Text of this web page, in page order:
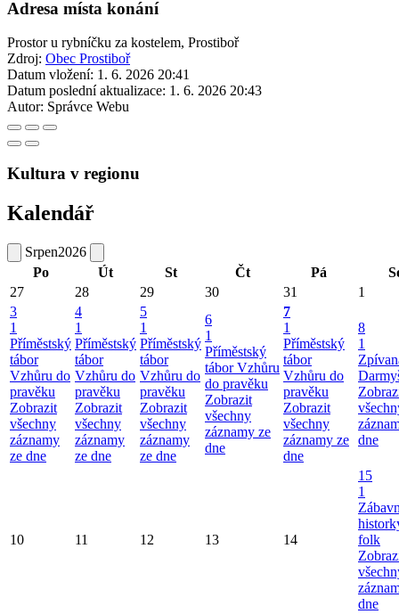
Adresa místa konání
Prostor u rybníčku za kostelem, Prostiboř
Zdroj: Obec Prostiboř
Datum vložení: 1. 6. 2026 20:41
Datum poslední aktualizace: 1. 6. 2026 20:43
Autor: Správce Webu
Kultura v regionu
Kalendář
Srpen2026
Po
Út St Čt Pá
27
28 29 30 31
1
3
1
Příměstský
tábor
Vzhůru do
pravěku
Zobrazit
všechny
záznamy
ze dne
4
1
Příměstský
tábor
Vzhůru do
pravěku
Zobrazit
všechny
záznamy
ze dne
5
1
Příměstský
tábor
Vzhůru do
pravěku
Zobrazit
všechny
záznamy
ze dne
6
1
Příměstský
tábor Vzhůru
do pravěku
Zobrazit
všechny
záznamy ze
dne
7
1
Příměstský
tábor
Vzhůru do
pravěku
Zobrazit
všechny
záznamy ze
dne
8
1
dne
10 11 12 13 14
15
1
folk
dne